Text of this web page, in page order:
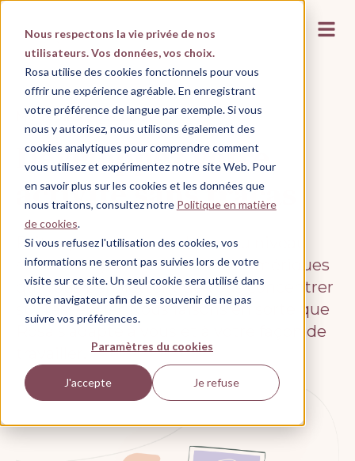
Nous respectons la vie privée de nos
utilisateurs. Vos données, vos choix.
Rosa utilise des cookies fonctionnels pour vous
offrir une expérience agréable. En enregistrant
votre préférence de langue par exemple. Si vous
nous y autorisez, nous utilisons également des
cookies analytiques pour comprendre comment
vous utilisez et expérimentez notre site Web. Pour
en savoir plus sur les cookies et les données que
nous traitons, consultez notre Politique en matière
de cookies.
Si vous refusez l'utilisation des cookies, vos
informations ne seront pas suivies lors de votre
visite sur ce site. Un seul cookie sera utilisé dans
votre navigateur afin de se souvenir de ne pas
suivre vos préférences.
Paramètres du cookies
J'accepte Je refuse
Médecins Spécialistes
Développez votre
activité sans tracas
Faites passer votre cabinet au niveau
supérieur grâce à des outils numériques
qui vous permettent de vous concentrer
sur l’essentiel. Nous faisons en sorte que
Rosa s’adapte à vous et à votre façon de